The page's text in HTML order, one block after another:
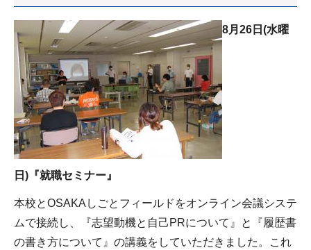
8月26日(水曜
日)『就職セミナー』
本校とOSAKAしごとフィールドをオンライン会議システ
ムで接続し、『志望動機と自己PRについて』と『履歴書
の書き方について』の講義をしていただきました。これ